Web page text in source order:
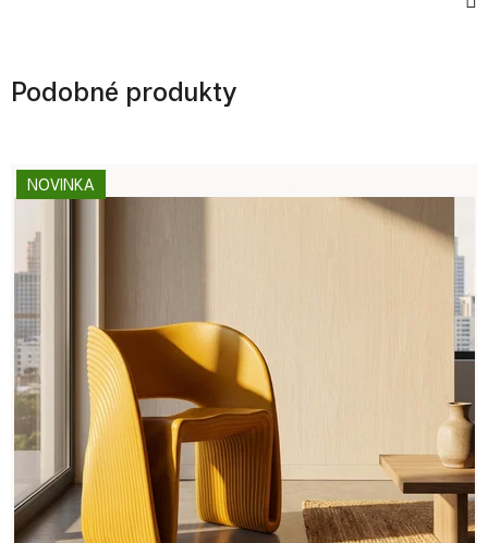
Podobné produkty
NOVINKA